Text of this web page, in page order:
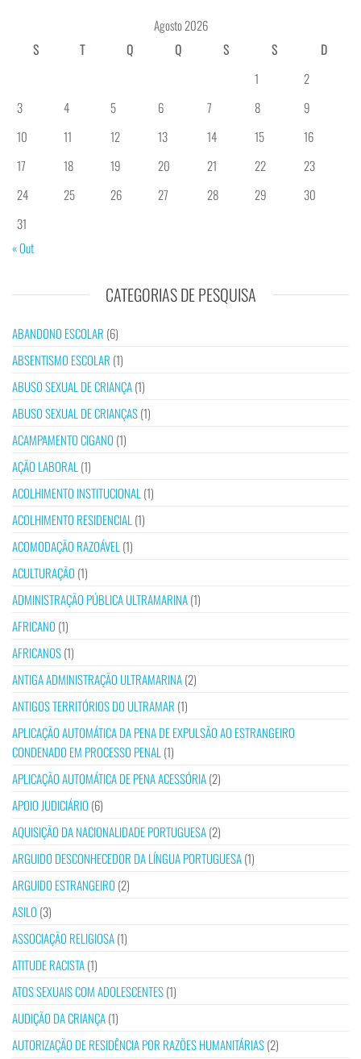
Agosto 2026
S
T Q Q S S
D
1
2
3
4 5 6 7 8
9
10
11 12 13 14 15
16
17
18 19 20 21 22
23
24
25 26 27 28 29
30
31
« Out
CATEGORIAS DE PESQUISA
ABANDONO ESCOLAR (6)
ABSENTISMO ESCOLAR (1)
ABUSO SEXUAL DE CRIANÇA(1)
ABUSO SEXUAL DE CRIANÇAS(1)
ACAMPAMENTO CIGANO (1)
AÇÃO LABORAL (1)
ACOLHIMENTO INSTITUCIONAL (1)
ACOLHIMENTO RESIDENCIAL (1)
ACOMODAÇÃO RAZOÁVEL (1)
ACULTURAÇÃO (1)
ADMINISTRAÇÃO PÚBLICA ULTRAMARINA(1)
AFRICANO (1)
AFRICANOS(1)
ANTIGA ADMINISTRAÇÃO ULTRAMARINA(2)
ANTIGOS TERRITÓRIOS DO ULTRAMAR (1)
APLICAÇÃO AUTOMÁTICA DA PENA DE EXPULSÃO AO ESTRANGEIRO
CONDENADO EM PROCESSO PENAL (1)
APLICAÇÃO AUTOMÁTICA DE PENA ACESSÓRIA(2)
APOIO JUDICIÁRIO (6)
AQUISIÇÃO DA NACIONALIDADE PORTUGUESA(2)
ARGUIDO DESCONHECEDOR DA LÍNGUA PORTUGUESA(1)
ARGUIDO ESTRANGEIRO (2)
ASILO (3)
ASSOCIAÇÃO RELIGIOSA(1)
ATITUDE RACISTA(1)
ATOS SEXUAIS COM ADOLESCENTES(1)
AUDIÇÃO DA CRIANÇA(1)
AUTORIZAÇÃO DE RESIDÊNCIA POR RAZÕES HUMANITÁRIAS(2)